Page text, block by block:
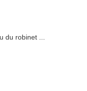
du robinet ...